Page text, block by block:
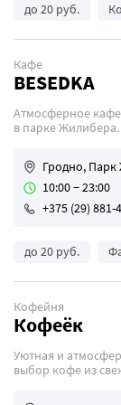
до 20 руб.
Кафе
BESEDKA
Атмосферное кафе
в парке Жилибера.
Гродно,
10:00 − 23:00
+375 (29) 881-
до 20 руб.
Кофейня
Кофеёк
Уютная и
выбор кофе из